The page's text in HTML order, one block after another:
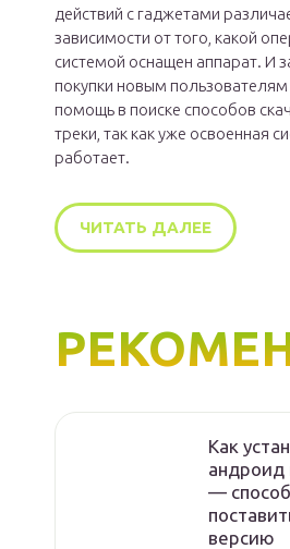
действий с гаджетами
зависимости от того, какой
системой оснащен аппарат. И
покупки новым пользователям
помощь в поиске способов
треки, так как уже освоенная
работает.
ЧИТАТЬ ДАЛЕЕ
Как
андроид
—
версию